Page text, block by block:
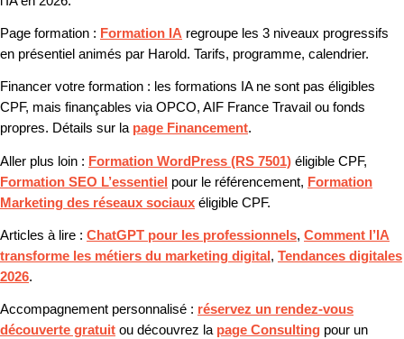
Page formation : Formation IA regroupe les 3 niveaux progressifs
en présentiel animés par Harold. Tarifs, programme, calendrier.
Financer votre formation : les formations IA ne sont pas éligibles
CPF, mais finançables via OPCO, AIF France Travail ou fonds
propres. Détails sur la page Financement.
Aller plus loin : Formation WordPress (RS 7501) éligible CPF,
Formation SEO L’essentiel pour le référencement, Formation
Marketing des réseaux sociaux éligible CPF.
Articles à lire : ChatGPT pour les professionnels, Comment l’IA
transforme les métiers du marketing digital , Tendances digitales
2026.
Accompagnement personnalisé : réservez un rendez-vous
découverte gratuit ou découvrez la page Consulting pour un